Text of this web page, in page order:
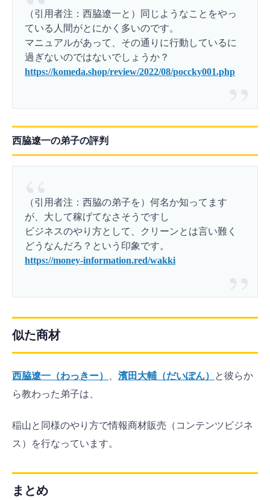
（引用者注：西脇遼一と）同じようなことをやっ
ている人間がとにかく多いのです。
マニュアルがあって、その通りに行動しているに
過ぎないのではないでしょうか？
https://komeda.shop/review/2022/08/poccky001.php
西脇遼一の弟子の評判
（引用者注：西脇の弟子を）何名か知ってます
が、大して稼げてなさそうですし
ビジネスのやり方として、クリーンとは言い難く
どうなんだろ？という印象です。
https://money-information.red/wakki
似た商材
西脇遼一（わっきー） 濱田大輔（だいぽん）
と彼らか
ら教わった弟子は、
稲山と同様のやり方で情報商材販売（コンテンツビジネ
ス）を行なっています。
まとめ